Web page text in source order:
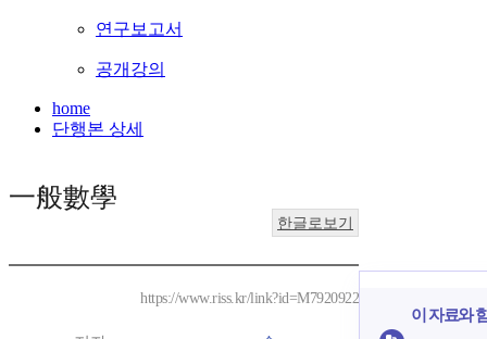
연구보고서
공개강의
home
단행본 상세
一般數學
한글로보기
https://www.riss.kr/link?id=M7920922
이 자료와